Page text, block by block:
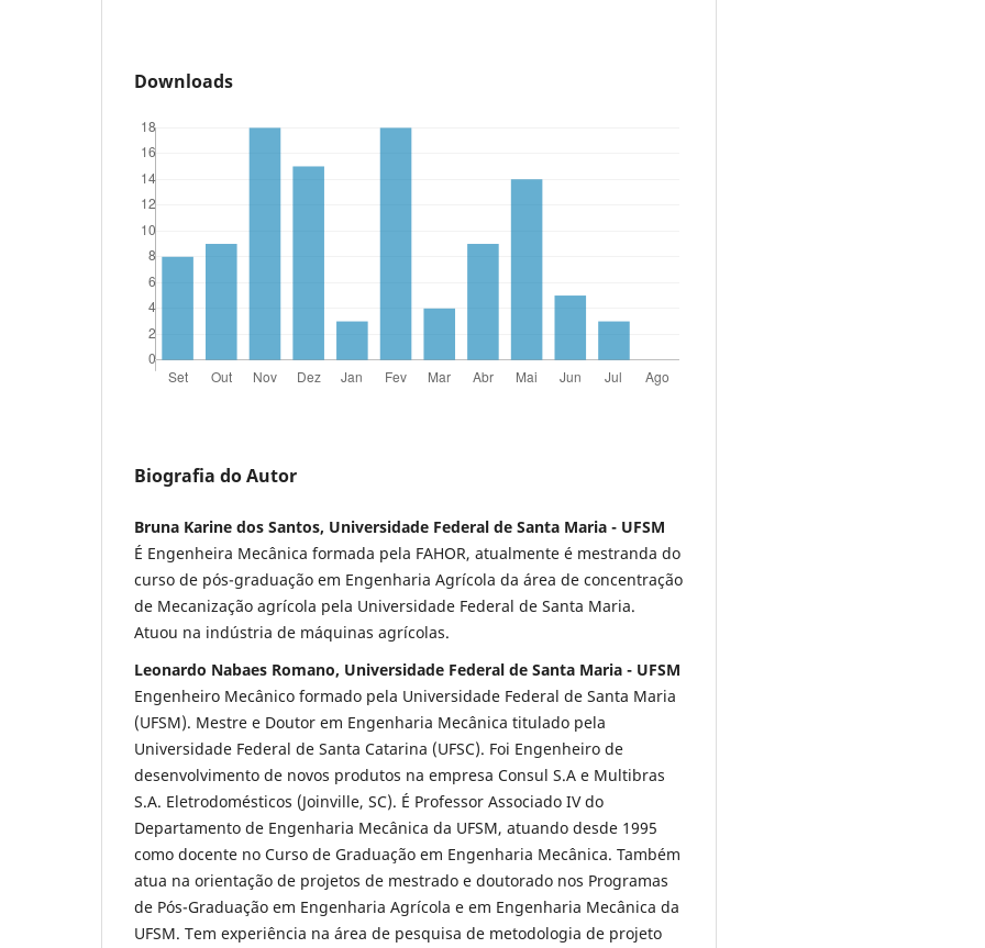
Downloads
Biografia do Autor
Bruna Karine dos Santos, Universidade Federal de Santa Maria - UFSM
É Engenheira Mecânica formada pela FAHOR, atualmente é mestranda do
curso de pós-graduação em Engenharia Agrícola da área de concentração
de Mecanização agrícola pela Universidade Federal de Santa Maria.
Atuou na indústria de máquinas agrícolas.
Leonardo Nabaes Romano, Universidade Federal de Santa Maria - UFSM
Engenheiro Mecânico formado pela Universidade Federal de Santa Maria
(UFSM). Mestre e Doutor em Engenharia Mecânica titulado pela
Universidade Federal de Santa Catarina (UFSC). Foi Engenheiro de
desenvolvimento de novos produtos na empresa Consul S.A e Multibras
S.A. Eletrodomésticos (Joinville, SC). É Professor Associado IV do
Departamento de Engenharia Mecânica da UFSM, atuando desde 1995
como docente no Curso de Graduação em Engenharia Mecânica. Também
atua na orientação de projetos de mestrado e doutorado nos Programas
de Pós-Graduação em Engenharia Agrícola e em Engenharia Mecânica da
UFSM. Tem experiência na área de pesquisa de metodologia de projeto